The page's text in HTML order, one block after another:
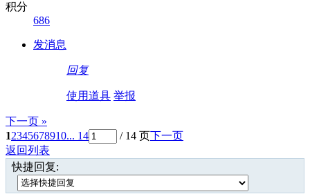
积分
686
发消息
回复
使用道具 举报
下一页 »
12345678910... 14 / 14 页下一页
返回列表
快捷回复: